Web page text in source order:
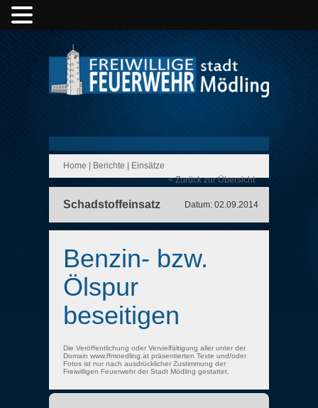
Home Berichte
Einsätze
< Zurück zur Übersicht
Schadstoffeinsatz Datum: 02.09.2014
Benzin- bzw.
Ölspur
beseitigen
Die Veröffentlichung oder Vervielfältigung aller unter der
Domain www.ffmoedling.at präsentierten Texte und/oder
Fotos ist nur nach ausdrücklicher Zustimmung der
Freiwilligen Feuerwehr der Stadt Mödling gestattet.